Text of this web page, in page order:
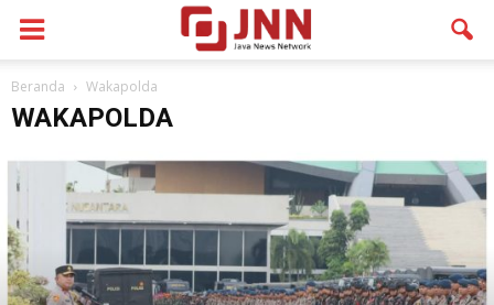
Beranda Wakapolda
WAKAPOLDA